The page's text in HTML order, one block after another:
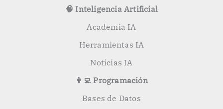
🧠 Inteligencia Artificial
Academia IA
Herramientas IA
Noticias IA
👨‍💻 Programación
Bases de Datos